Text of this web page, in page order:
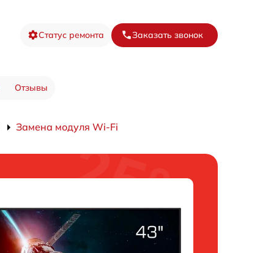
Статус ремонта Заказать звонок
Отзывы
Замена модуля Wi-Fi